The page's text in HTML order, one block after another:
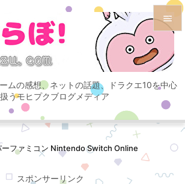
ムの感想、ネットの話題、ドラクエ10を中心
うモヒプクブログメディア

メニュ

サイド

次へ
検索
ーファミコン Nintendo Switch Online
スポンサーリンク